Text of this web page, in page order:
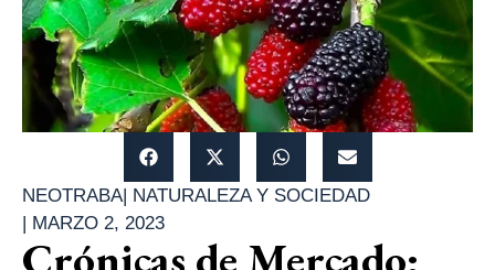
NEOTRABA| NATURALEZA Y SOCIEDAD
| MARZO 2, 2023